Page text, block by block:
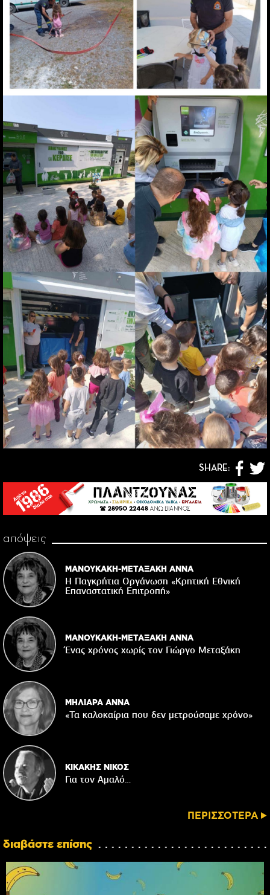
SHARE:
απόψεις
ΜΑΝΟΥΚΑΚΗ-ΜΕΤΑΞΑΚΗ ΑΝΝΑ
Η Παγκρήτια Οργάνωση «Κρητική Εθνική
Επαναστατική Eπιτροπή»
ΜΑΝΟΥΚΑΚΗ-ΜΕΤΑΞΑΚΗ ΑΝΝΑ
Ένας χρόνος χωρίς τον Γιώργο Μεταξάκη
ΜΗΛΙΑΡΑ ΑΝΝΑ
«Τα καλοκαίρια που δεν μετρούσαμε χρόνο»
ΚΙΚΑΚΗΣ ΝΙΚΟΣ
Για τον Αμαλό…
ΠΕΡΙΣΣΟΤΕΡΑ
διαβάστε επίσης